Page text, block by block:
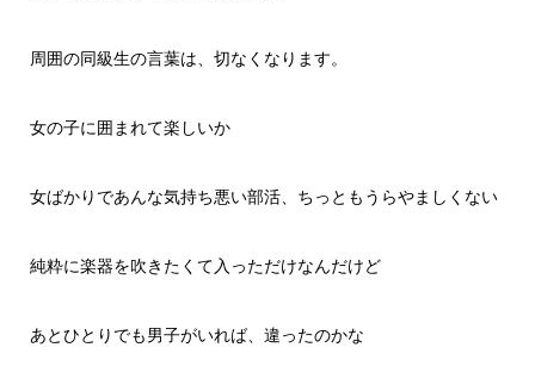
周囲の同級生の言葉は、切なくなります。
女の子に囲まれて楽しいか
女ばかりであんな気持ち悪い部活、ちっともうらやましくない
純粋に楽器を吹きたくて入っただけなんだけど
あとひとりでも男子がいれば、違ったのかな